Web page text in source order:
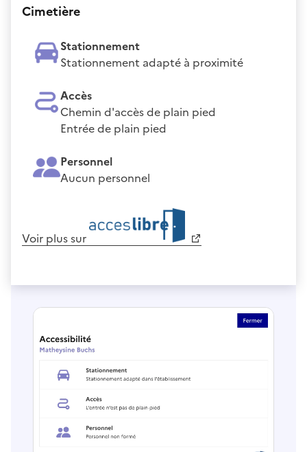
Cimetière
Stationnement
Stationnement adapté à proximité
Accès
Chemin d'accès de plain pied
Entrée de plain pied
Personnel
Aucun personnel
Voir plus sur